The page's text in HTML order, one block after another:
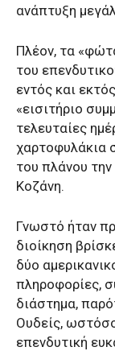
ανάπτυξη
Πλέον, τα
του
εντός και
«εισιτήριο
τελευταίες
χαρτοφυλάκια
του πλάνου
Κοζάνη.
Γνωστό ήταν
διοίκηση
δύο
πληροφορίες,
διάστημα,
Ουδείς,
επενδυτική